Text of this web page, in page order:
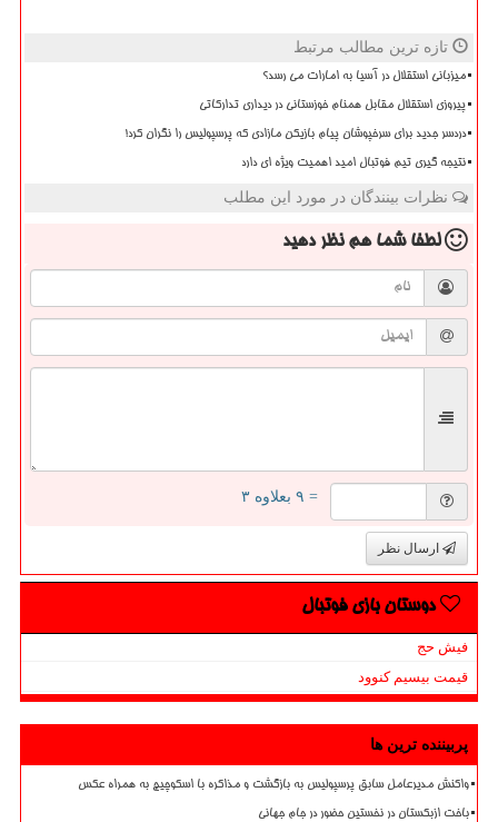
تازه ترین مطالب مرتبط
میزبانی استقلال در آسیا به امارات می رسد؟
پیروزی استقلال مقابل همنام خوزستانی در دیداری تدارکاتی
دردسر جدید برای سرخپوشان پیام بازیکن مازادی که پرسپولیس را نگران کرد!
نتیجه گیری تیم فوتبال امید اهمیت ویژه ای دارد
نظرات بینندگان در مورد این مطلب
لطفا شما همنظر دهید
= ۹ بعلاوه ۳
ارسال نظر
دوستان بازی فوتبال
فیش حج
قیمت بیسیم کنوود
پربیننده ترین ها
واکنش مدیرعامل سابق پرسپولیس به بازگشت و مذاکره با اسکوچیچ به همراه عکس
باخت ازبکستان در نخستین حضور در جام جهانی